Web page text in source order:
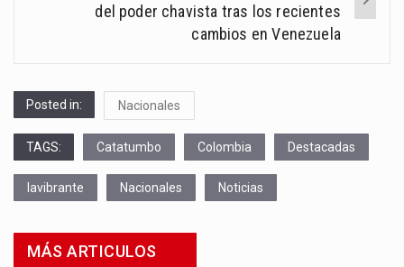
del poder chavista tras los recientes
cambios en Venezuela
Posted in: Nacionales
TAGS: Catatumbo Colombia Destacadas
lavibrante Nacionales Noticias
MÁS ARTICULOS